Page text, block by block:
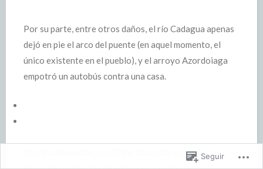
Por su parte, entre otros daños, el río Cadagua apenas
dejó en pie el arco del puente (en aquel momento, el
único existente en el pueblo), y el arroyo Azordoiaga
empotró un autobús contra una casa.
Afortunadamente, en el País Vasco las cosas hanSeguir